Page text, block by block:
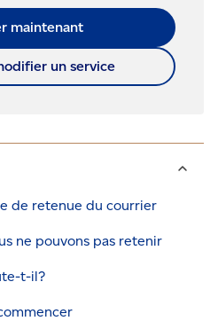
maintenant
un service
de retenue du courrier
ne pouvons pas retenir
t-il?